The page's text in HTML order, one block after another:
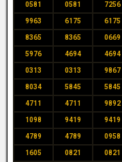
0581 0581 7256
9963 6175 6175
8365 8365 0669
5976 4694 4694
0313 0313 9867
8034 5845 5845
4711 4711 9892
1098 9419 9419
4789 4789 0958
1605 0821 0821